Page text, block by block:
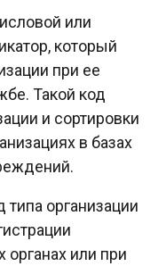
или
который
при ее
Такой код
и сортировки
в базах
организации
органах или при